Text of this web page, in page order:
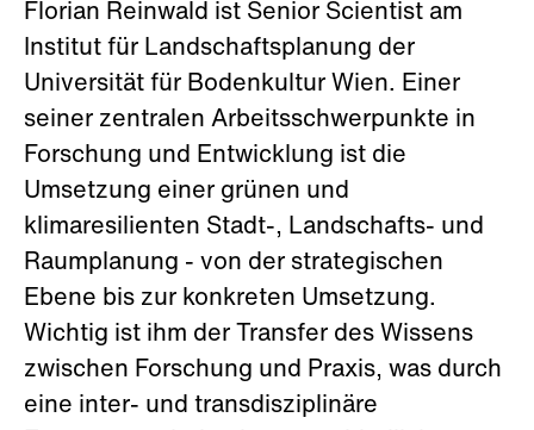
Florian Reinwald ist Senior Scientist am
Institut für Landschaftsplanung der
Universität für Bodenkultur Wien. Einer
seiner zentralen Arbeitsschwerpunkte in
Forschung und Entwicklung ist die
Umsetzung einer grünen und
klimaresilienten Stadt-, Landschafts- und
Raumplanung - von der strategischen
Ebene bis zur konkreten Umsetzung.
Wichtig ist ihm der Transfer des Wissens
zwischen Forschung und Praxis, was durch
eine inter- und transdisziplinäre